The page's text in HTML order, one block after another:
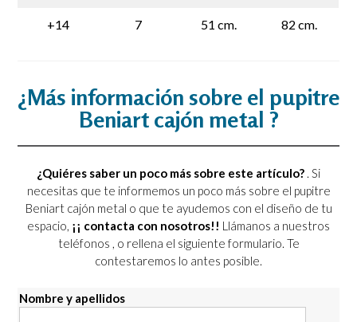
+14 7 51 cm. 82 cm.
¿Más información sobre el pupitre
Beniart cajón metal ?
¿Quiéres saber un poco más sobre este artículo? . Si
necesitas que te informemos un poco más sobre el pupitre
Beniart cajón metal o que te ayudemos con el diseño de tu
espacio, ¡¡ contacta con nosotros!! Llámanos a nuestros
teléfonos , o rellena el siguiente formulario. Te
contestaremos lo antes posible.
Nombre y apellidos